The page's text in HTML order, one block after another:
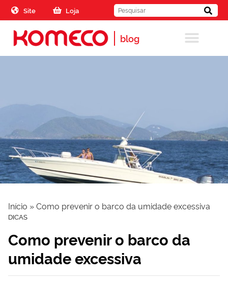
Skip to the content
Site Loja
blog
Início »Como prevenir o barco da umidade excessiva
DICAS
Como prevenir o barco da
umidade excessiva